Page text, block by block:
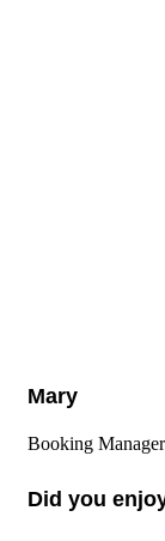
Mary
Booking
Did you